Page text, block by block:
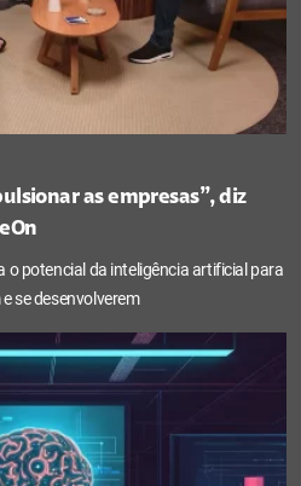
as empresas”, diz
o potencial da inteligência artificial para
se desenvolverem